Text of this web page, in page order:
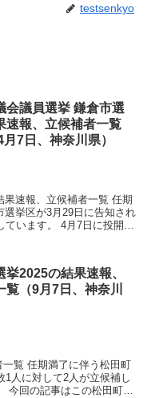
testsenkyo
会議員選挙 鎌倉市選
速報、立候補者一覧
月7日、神奈川県）
速報、立候補者一覧 任期
挙区が3月29日に告知され
います。 4月7日に投開票
挙2025の結果速報、
覧（9月7日、神奈川
覧 任期満了に伴う松田町
人に対して2人が立候補し
今回の記事はこの松田町長